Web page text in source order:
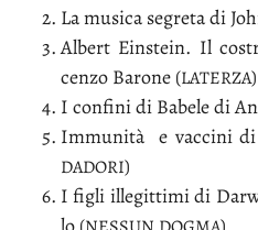
La mu­si­ca se­gre­ta di
Al­bert Ein­stein. Il
cen­zo Ba­ro­ne (LA­TER­ZA)
I con­fi­ni di Ba­be­le di
Im­mu­ni­tà e vac­ci­ni
DA­DO­RI)
I fi­gli il­le­git­ti­mi di